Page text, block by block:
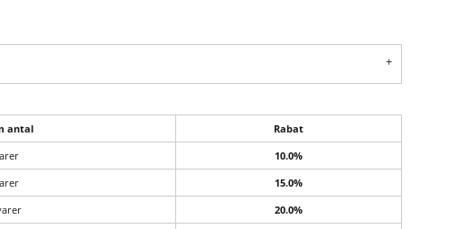
antal
Rabat
10.0%
15.0%
20.0%